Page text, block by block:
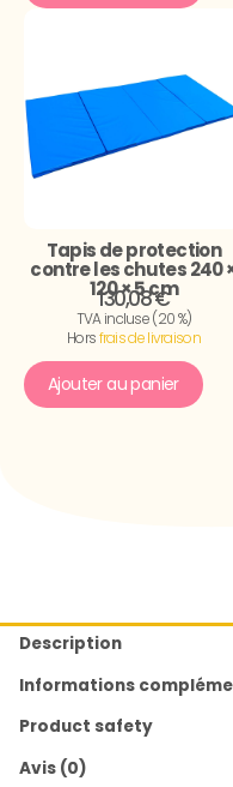
Tapis de protection
contre les chutes 240
120 × 5 cm
130,08 €
TVA incluse (20 %)
Horsfrais de livraison
Ajouter au panier
Description
Informations
Product safety
Avis (0)